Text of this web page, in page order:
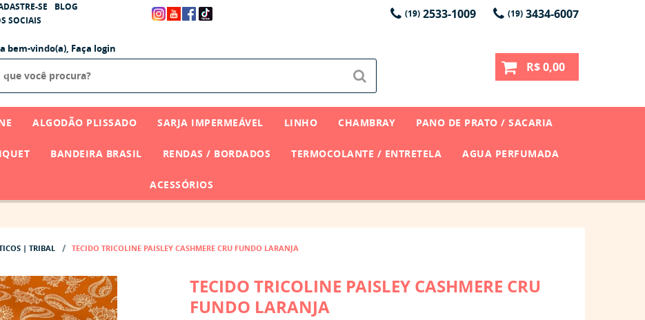
SE
BLOG
SOCIAIS
(19)2533-1009 (19)3434-6007
bem-vindo(a), Faça login
R$ 0,00
ALGODÃO PLISSADO SARJA IMPERMEÁVEL LINHO CHAMBRAY PANO DE PRATO / SACARIA
BANDEIRA BRASIL RENDAS / BORDADOS TERMOCOLANTE / ENTRETELA AGUA PERFUMADA
ACESSÓRIOS
| TRIBAL TECIDO TRICOLINE PAISLEY CASHMERE CRU FUNDO LARANJA
TECIDO TRICOLINE PAISLEY CASHMERE CRU
FUNDO LARANJA